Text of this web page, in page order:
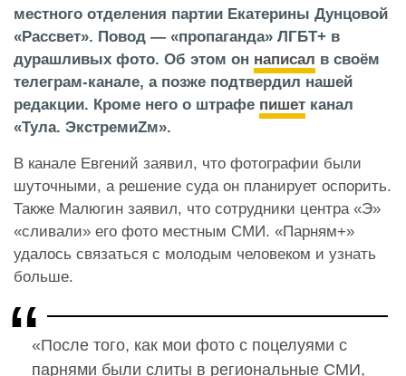
местного отделения партии Екатерины Дунцовой
«Рассвет». Повод — «пропаганда» ЛГБТ+ в
дурашливых фото. Об этом он написал в своём
телеграм-канале, а позже подтвердил нашей
редакции. Кроме него о штрафе пишет канал
«Тула. ЭкстремиZм».
В канале Евгений заявил, что фотографии были
шуточными, а решение суда он планирует оспорить.
Также Малюгин заявил, что сотрудники центра «Э»
«сливали» его фото местным СМИ. «Парням+»
удалось связаться с молодым человеком и узнать
больше.
«После того, как мои фото с поцелуями с
парнями были слиты в региональные СМИ,